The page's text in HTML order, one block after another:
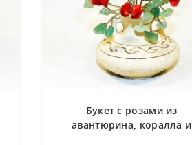
Букет с розами из
авантюрина, коралла и